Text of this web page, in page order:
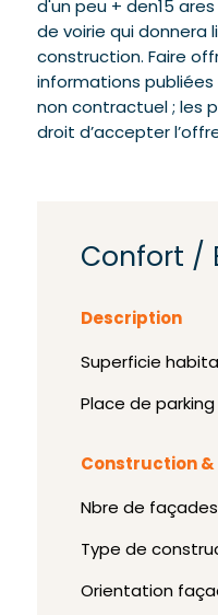
d'un peu + den15
de voirie qui donnera
construction. Faire
informations
non contractuel ; les
droit d’accepter
Confort /
Description
Superficie
Place de parking
Construction
Nbre de façades
Type de
Orientation